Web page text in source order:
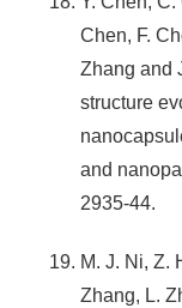
Chen, F.
Zhang and
structure
and
2935-44.
M. J. Ni, Z.
Zhang, L.